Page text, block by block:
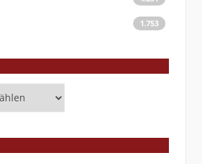
1.753